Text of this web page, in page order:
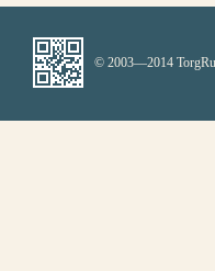
© 2003—2014